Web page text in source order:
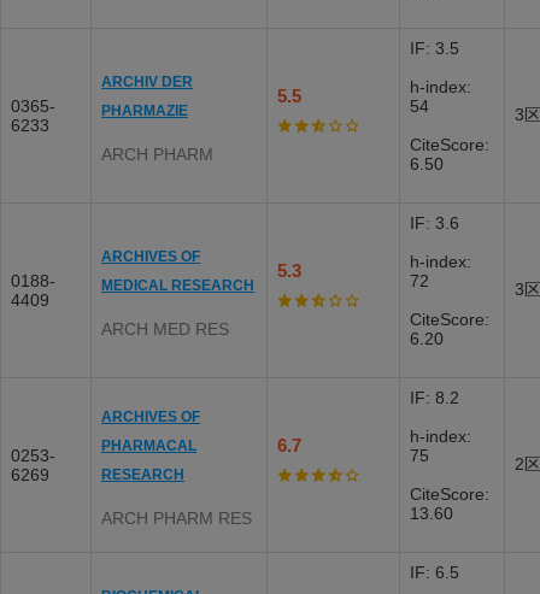
0365-
6233
ARCHIV DER
PHARMAZIE
ARCH PHARM
5.5
IF: 3.5
h-index:
54
CiteScore:
6.50
3区
0188-
4409
ARCHIVES OF
MEDICAL RESEARCH
ARCH MED RES
5.3
IF: 3.6
h-index:
72
CiteScore:
6.20
3区
0253-
6269
ARCHIVES OF
PHARMACAL
RESEARCH
ARCH PHARM RES
6.7
IF: 8.2
h-index:
75
CiteScore:
13.60
2区
IF: 6.5